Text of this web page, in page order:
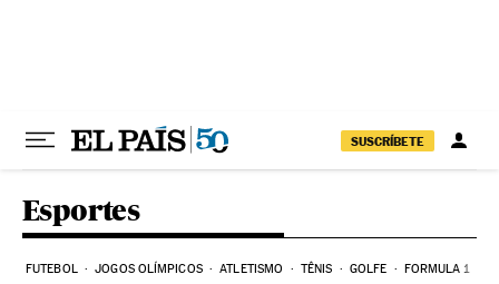
SUSCRÍBETE
Esportes
FUTEBOL JOGOS OLÍMPICOS ATLETISMO TÊNIS GOLFE FORMULA 1